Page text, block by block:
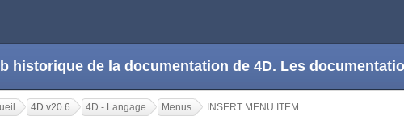
historique de la documentation de 4D. Les
4D v20.6 4D - Langage Menus INSERT MENU ITEM